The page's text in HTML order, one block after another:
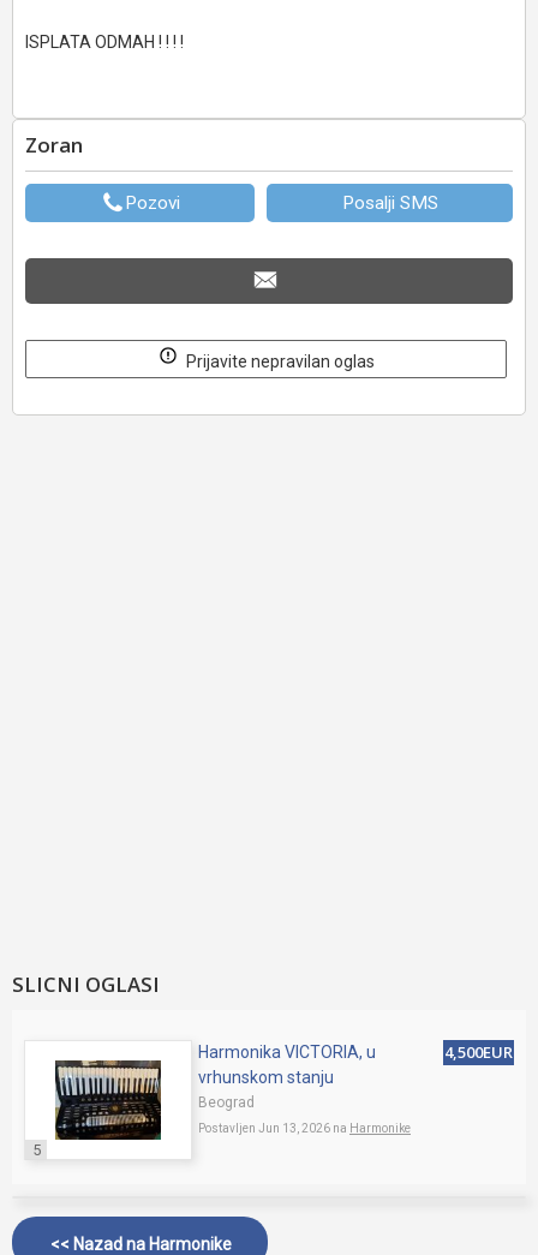
ISPLATA ODMAH ! ! ! !
Zoran
Pozovi Posalji SMS
Prijavite nepravilan oglas
SLICNI OGLASI
5
Harmonika VICTORIA, u
vrhunskom stanju
Beograd
Postavljen Jun 13, 2026 na Harmonike
4,500EUR
<< Nazad na Harmonike